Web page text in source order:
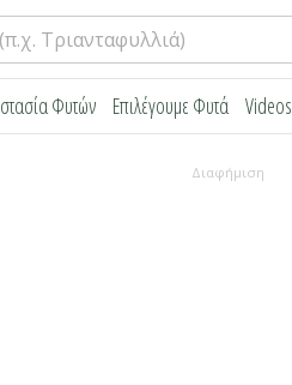
Φυτών Επιλέγουμε Φυτά Videos
Διαφήμιση